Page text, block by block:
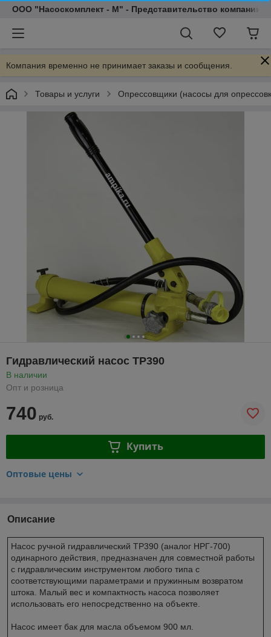
ООО "Насоскомплект - М" - Представительство компании
Компания временно не принимает заказы и сообщения.
Товары и услуги Опрессовщики (насосы для
Гидравлический насос TP390
В наличии
Опт и розница
740 руб.
Купить
Оптовые цены
Описание
Насос ручной гидравлический TP390 (аналог НРГ-700)
одинарного действия, предназначен для совместной работы
с гидравлическим инструментом любого типа с
соответствующими параметрами и пружинным возвратом
штока. Малый вес и компактность насоса позволяет
использовать его непосредственно на объекте.
Насос имеет бак для масла объемом 900 мл.